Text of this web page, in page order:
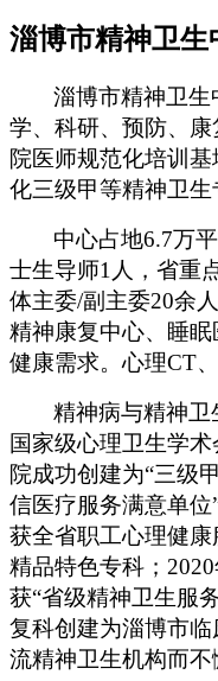
淄博市精神卫
淄博市精神卫
学、科研、预防、
院医师规范化培训
化三级甲等精神卫生
中心占地6.7万
士生导师1人，省重
体主委/副主委20余
精神康复中心、睡
健康需求。心理CT
精神病与精神
国家级心理卫生学
院成功创建为“三级
信医疗服务满意单
获全省职工心理健
精品特色专科；
获“省级精神卫生服
复科创建为淄博市临
流精神卫生机构而不